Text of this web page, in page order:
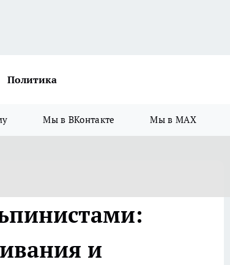
Политика
Мы в ВКонтакте Мы в MAX
и